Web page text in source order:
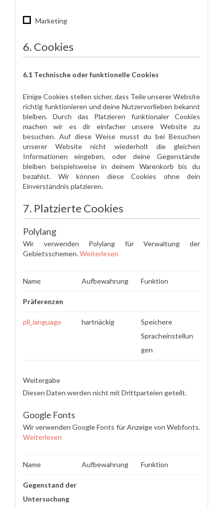
Marketing
6. Cookies
6.1 Technische oder funktionelle Cookies
Einige Cookies stellen sicher, dass Teile unserer Website
richtig funktionieren und deine Nutzervorlieben bekannt
bleiben. Durch das Platzieren funktionaler Cookies
machen wir es dir einfacher unsere Website zu
besuchen. Auf diese Weise musst du bei Besuchen
unserer Website nicht wiederholt die gleichen
Informationen eingeben, oder deine Gegenstände
bleiben beispielsweise in deinem Warenkorb bis du
bezahlst. Wir können diese Cookies ohne dein
Einverständnis platzieren.
7. Platzierte Cookies
Polylang
Wir verwenden Polylang für Verwaltung der
Gebietsschemen.Weiterlesen
Name Aufbewahrung Funktion
Präferenzen
pll_language hartnäckig
Speichere
Spracheinstellun
gen
Weitergabe
Diesen Daten werden nicht mit Drittparteien geteilt.
Google Fonts
Wir verwenden Google Fonts für Anzeige von Webfonts.
Weiterlesen
Name Aufbewahrung Funktion
Gegenstand der
Untersuchung